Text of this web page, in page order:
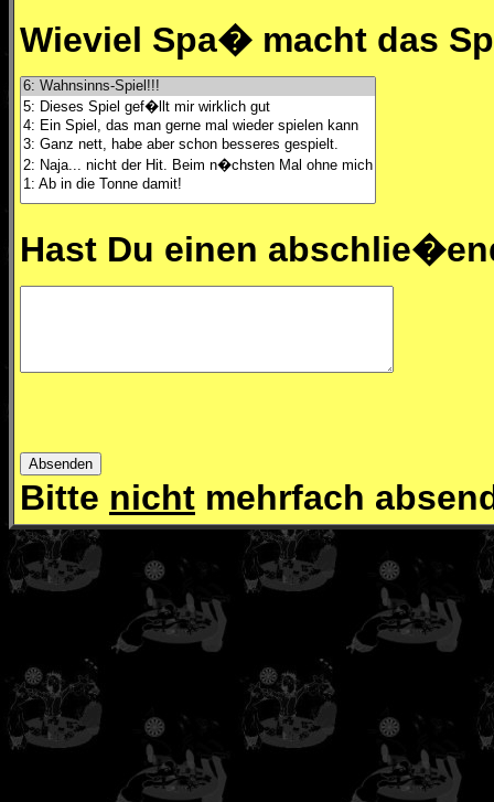
Wieviel Spa� macht das
Hast Du einen
Bitte nicht mehrfach